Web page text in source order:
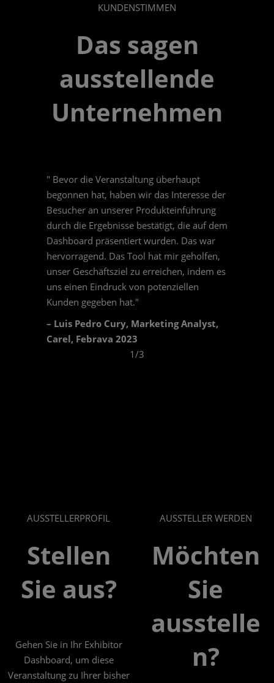
KUNDENSTIMMEN
Das sagen
ausstellende
Unternehmen
" Bevor die Veranstaltung überhaupt
begonnen hat, haben wir das Interesse der
Besucher an unserer Produkteinführung
durch die Ergebnisse bestätigt, die auf dem
Dashboard präsentiert wurden. Das war
hervorragend. Das Tool hat mir geholfen,
unser Geschäftsziel zu erreichen, indem es
uns einen Eindruck von potenziellen
Kunden gegeben hat."
– Luis Pedro Cury, Marketing Analyst,
Carel​, Febrava 2023
1/3
AUSSTELLERPROFIL
Stellen
Sie aus?
Gehen Sie in Ihr Exhibitor
Dashboard, um diese
Veranstaltung zu Ihrer bisher
AUSSTELLER WERDEN
Möchten
Sie
ausstelle
n?